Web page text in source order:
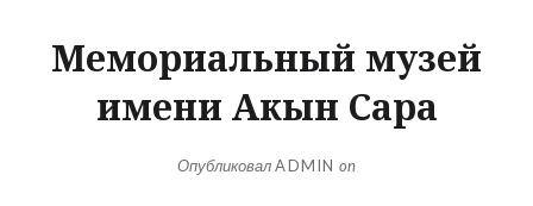
Мемориальный музей
имени Акын Сара
ОпубликовалADMIN on